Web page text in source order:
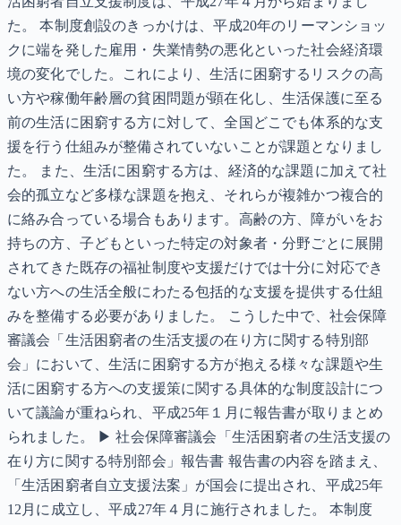
た。 本制度創設のきっかけは、平成20年のリーマンショッ
クに端を発した雇用・失業情勢の悪化といった社会経済環
境の変化でした。これにより、生活に困窮するリスクの高
い方や稼働年齢層の貧困問題が顕在化し、生活保護に至る
前の生活に困窮する方に対して、全国どこでも体系的な支
援を行う仕組みが整備されていないことが課題となりまし
た。 また、生活に困窮する方は、経済的な課題に加えて社
会的孤立など多様な課題を抱え、それらが複雑かつ複合的
に絡み合っている場合もあります。高齢の方、障がいをお
持ちの方、子どもといった特定の対象者・分野ごとに展開
されてきた既存の福祉制度や支援だけでは十分に対応でき
ない方への生活全般にわたる包括的な支援を提供する仕組
みを整備する必要がありました。 こうした中で、社会保障
審議会「生活困窮者の生活支援の在り方に関する特別部
会」において、生活に困窮する方が抱える様々な課題や生
活に困窮する方への支援策に関する具体的な制度設計につ
いて議論が重ねられ、平成25年１月に報告書が取りまとめ
られました。 ▶ 社会保障審議会「生活困窮者の生活支援の
在り方に関する特別部会」報告書 報告書の内容を踏まえ、
「生活困窮者自立支援法案」が国会に提出され、平成25年
12月に成立し、平成27年４月に施行されました。 本制度